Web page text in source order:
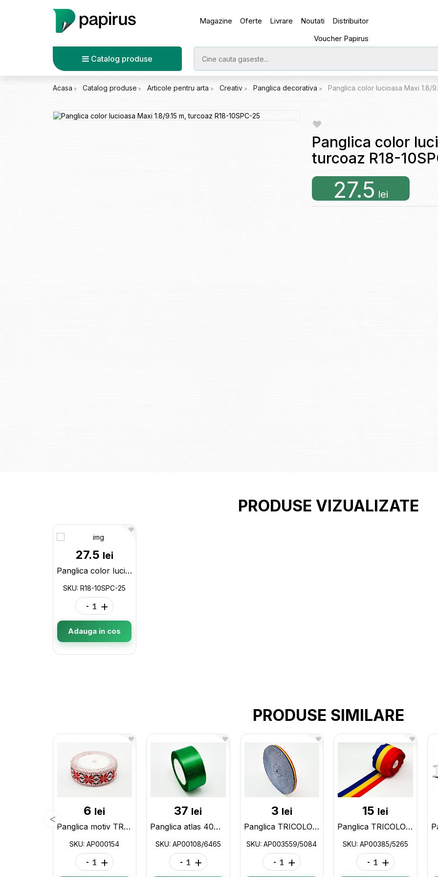
Magazine Oferte Livrare Noutati
Distribuitor
Voucher Papirus
Catalog produse
Acasa Catalog produse Articole pentru arta Creativ Panglica decorativa Panglica color lucioasa Maxi 1.8/
Panglica color
turcoaz R18-
27.5 lei
PRODUSE VIZUALIZATE
27.5 lei
Panglica color lucioasa Maxi 1.8/9.15 m, turcoaz R18-10SPC-25
SKU: R18-10SPC-25
- +
Adauga in cos
PRODUSE SIMILARE
6 lei
Panglica motiv TRADITIONAL(flori)(25mm)23m AP000154
SKU: AP000154
- +
37 lei
Panglica atlas 40mm/23m AP00108/6465
SKU: AP00108/6465
- +
3 lei
Panglica TRICOLOR 1,00cmx50m (5084) AP003559/5084
SKU: AP003559/5084
- +
15 lei
Panglica TRICOLOR 10cmX50m (5265) AP00385/5265
SKU: AP00385/5265
- +